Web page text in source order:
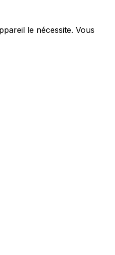
le nécessite. Vous